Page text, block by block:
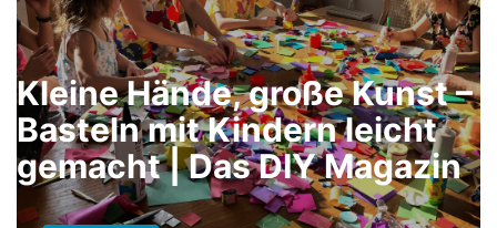
Kleine Hände, große Kunst –
Basteln mit Kindern leicht
gemacht | Das DIY Magazin